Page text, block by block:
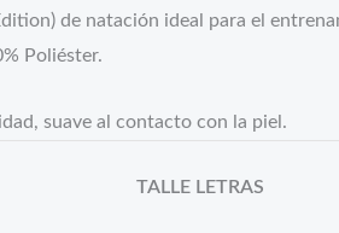
de natación ideal para el
Poliéster.
suave al contacto con la piel.
TALLE LETRAS